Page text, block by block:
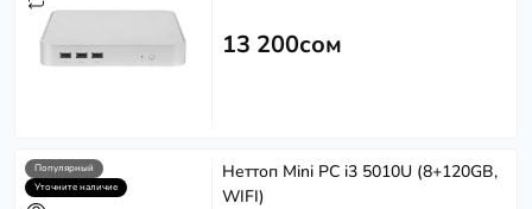
13 200сом
Популярный
Уточните наличие
Неттоп Mini PC i3 5010U (8+120GB,
WIFI)